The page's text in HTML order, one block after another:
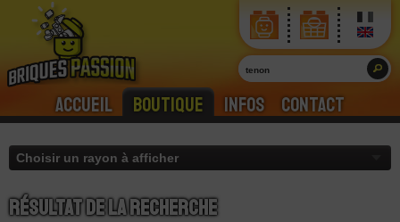
Accueil Boutique Infos Contact
Résultat de la recherche